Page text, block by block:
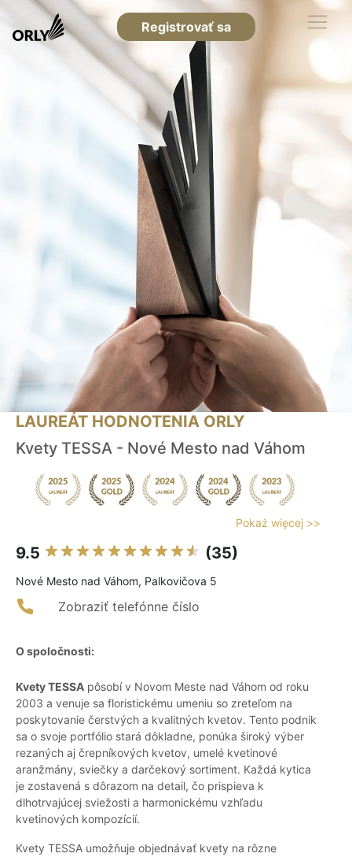
Registrovať sa
LAUREÁT HODNOTENIA ORLY
Kvety TESSA - Nové Mesto nad Váhom
Pokaż więcej >>
9.5 (35)
Nové Mesto nad Váhom, Palkovičova 5
Zobraziť telefónne číslo
O spoločnosti:
Kvety TESSA pôsobí v Novom Meste nad Váhom od roku
2003 a venuje sa floristickému umeniu so zreteľom na
poskytovanie čerstvých a kvalitných kvetov. Tento podnik
sa o svoje portfólio stará dôkladne, ponúka široký výber
rezaných aj črepníkových kvetov, umelé kvetinové
aranžmány, sviečky a darčekový sortiment. Každá kytica
je zostavená s dôrazom na detail, čo prispieva k
dlhotrvajúcej sviežosti a harmonickému vzhľadu
kvetinových kompozícií.
Kvety TESSA umožňuje objednávať kvety na rôzne